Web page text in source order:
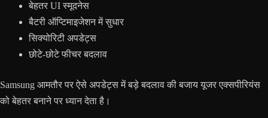
बेहतर UI स्मूदनेस
बैटरी ऑप्टिमाइजेशन में सुधार
सिक्योरिटी अपडेट्स
छोटे-छोटे फीचर बदलाव
Samsung आमतौर पर ऐसे अपडेट्स में बड़े बदलाव की बजाय यूजर एक्सपीरियंस
को बेहतर बनाने पर ध्यान देता है।